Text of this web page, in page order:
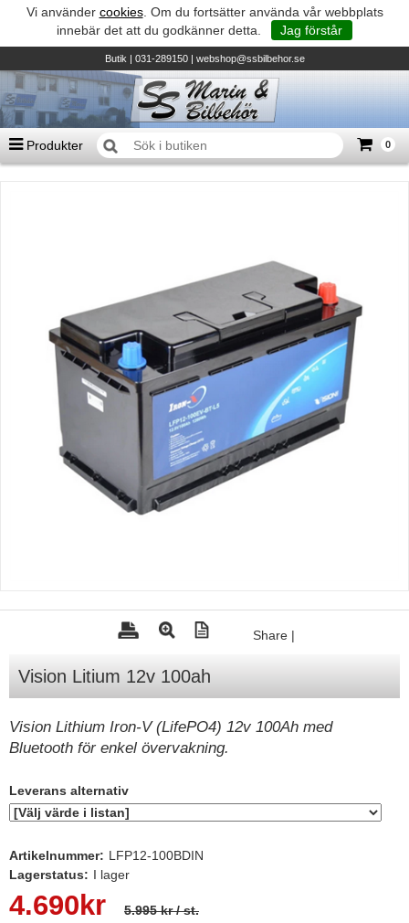
Vi använder cookies. Om du fortsätter använda vår webbplats
innebär det att du godkänner detta.
Jag förstår
Butik| 031-289150 | webshop@ssbilbehor.se
Produkter 0
Suzumar - Gummibåtar
Honda - Utombordare
HonWave - Gummibåtar
Honda - Elverk & Pumpar
Tohatsu - Utombordare
Minn Kota - elmotorer
Mercury Servicedelar
Lowrance
Simrad
Båttillbehör
Varta - Batterier
Victron - Batteriladdare
Share |
Vision Litium 12v 100ah
Vision Lithium Iron-V (LifePO4) 12v 100Ah med
Bluetooth för enkel övervakning.
Leverans alternativ
Artikelnummer: LFP12-100BDIN
Lagerstatus: I lager
4.690 kr 5.995 kr/ st.